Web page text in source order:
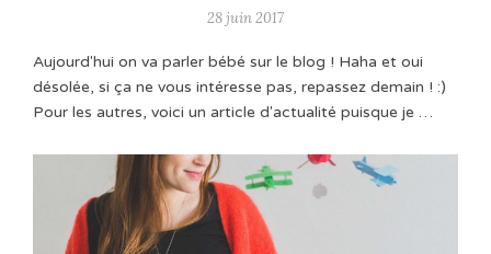
28 juin 2017
Aujourd'hui on va parler bébé sur le blog ! Haha et oui
désolée, si ça ne vous intéresse pas, repassez demain ! :)
Pour les autres, voici un article d'actualité puisque je …